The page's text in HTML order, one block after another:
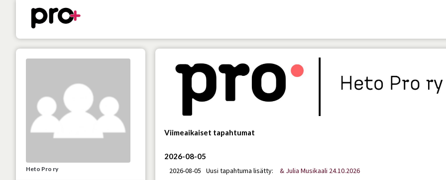
Viimeaikaiset tapahtumat
2026-08-05
2026-08-05
Uusi tapahtuma lisätty:
& Julia Musikaali 24.10.2026
Heto Pro ry